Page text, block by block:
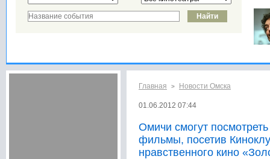
Главная > Новости Омска
01.06.2012 07:44
Омичи смогут
фильмы, посетив
нравственного кино